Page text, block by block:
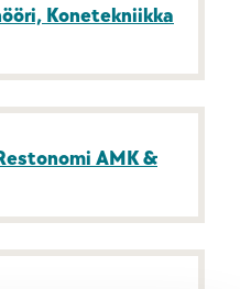
Konetekniikka
AMK &